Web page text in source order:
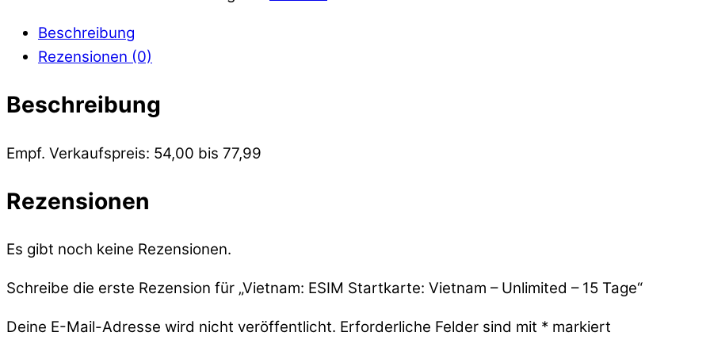
Beschreibung
Rezensionen (0)
Beschreibung
Empf. Verkaufspreis: 54,00 bis 77,99
Rezensionen
Es gibt noch keine Rezensionen.
Schreibe die erste Rezension für „Vietnam: ESIM Startkarte: Vietnam – Unlimited – 15 Tage“
Deine E-Mail-Adresse wird nicht veröffentlicht. Erforderliche Felder sind mit * markiert